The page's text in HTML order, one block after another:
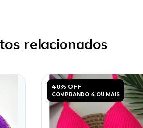
relacionados
40% OFF
COMPRANDO 4 OU MAIS